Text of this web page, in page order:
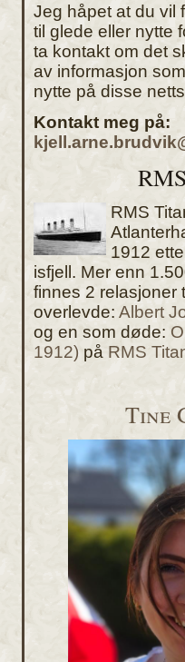
Jeg håpet at du vil
til glede eller nytte
ta kontakt om det
av informasjon
nytte på disse
Kontakt meg på:
RMS
1912
isfjell. Mer enn
finnes 2 relasjoner
overlevde: Albert
og en som døde:
1912) på RMS
Tine